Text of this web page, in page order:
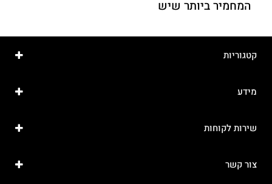
המחמיר ביותר שיש
קטגוריות
מידע
שירות לקוחות
צור קשר